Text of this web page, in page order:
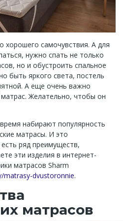
хорошего самочувствия. А для
нужно спать не только
но и обустроить спальное
быть яркого света, постель
А еще очень важно
Желательно, чтобы он
набирают популярность
матрасы. И это
ряд преимуществ,
эти изделия в интернет-
матрасов Sharm
dvustoronnie.
матрасов